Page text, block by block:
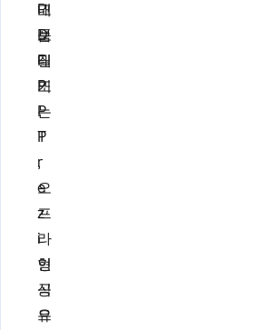
내
보
내
기
P
D
F
또
는
P
r
e
z
i
형
식
으
고
품
질
P
P
T
,
오
프
라
인
공
유